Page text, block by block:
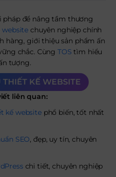
để nâng tầm thương
website chuyên nghiệp chính
hàng, giới thiệu sản phẩm ấn
chắc. Cùng TOS tìm hiểu
tượng.
KẾ WEBSITE
liên quan:
kế websitephổ biến, tốt nhất
SEO, đẹp, uy tín, chuyên
chi tiết, chuyên nghiệp